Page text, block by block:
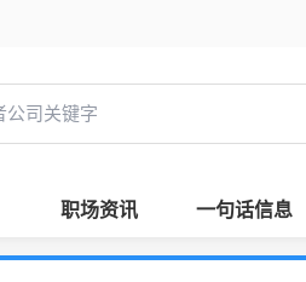
职场资讯 一句话信息